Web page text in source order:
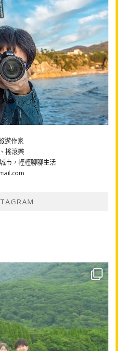
遊作家
搖滾樂
市，輕輕聊聊生活